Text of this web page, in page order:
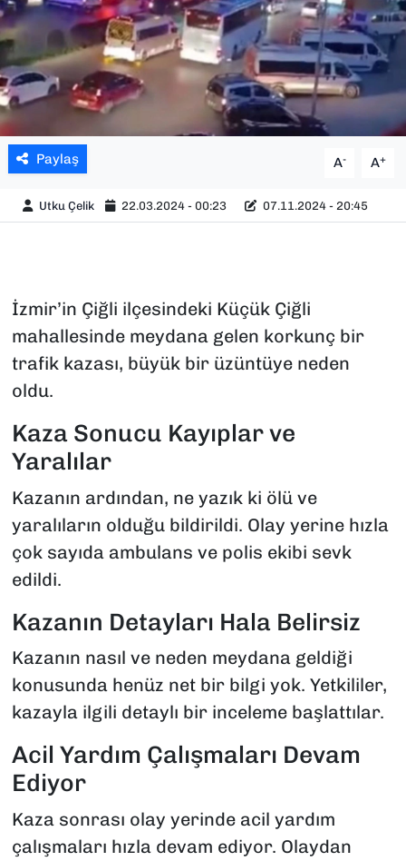
Paylaş A- A+
Utku Çelik 22.03.2024 - 00:23 07.11.2024 - 20:45
İzmir’in Çiğli ilçesindeki Küçük Çiğli
mahallesinde meydana gelen korkunç bir
trafik kazası, büyük bir üzüntüye neden
oldu.
Kaza Sonucu Kayıplar ve
Yaralılar
Kazanın ardından, ne yazık ki ölü ve
yaralıların olduğu bildirildi. Olay yerine hızla
çok sayıda ambulans ve polis ekibi sevk
edildi.
Kazanın Detayları Hala Belirsiz
Kazanın nasıl ve neden meydana geldiği
konusunda henüz net bir bilgi yok. Yetkililer,
kazayla ilgili detaylı bir inceleme başlattılar.
Acil Yardım Çalışmaları Devam
Ediyor
Kaza sonrası olay yerinde acil yardım
çalışmaları hızla devam ediyor. Olaydan
YAŞAM
YEREL YÖNETİMLER